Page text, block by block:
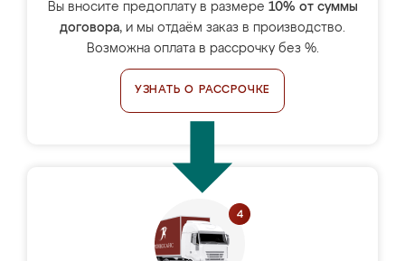
Вы вносите предоплату в размере 10% от суммы
договора, и мы отдаём заказ в производство.
Возможна оплата в рассрочку без %.
УЗНАТЬ О РАССРОЧКЕ